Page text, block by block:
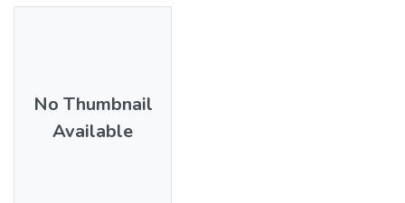
No Thumbnail
Available